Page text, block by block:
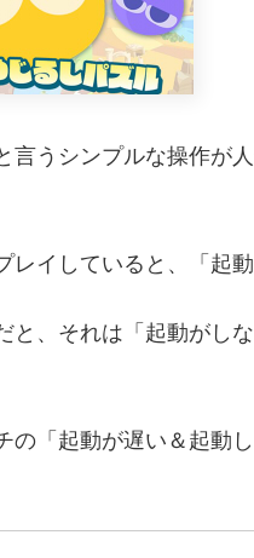
言うシンプルな操作が
レイしていると、「起
と、それは「起動がし
の「起動が遅い＆起動